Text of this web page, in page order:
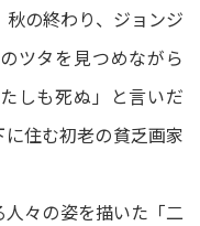
の終わり、ジョンジ
ツタを見つめながら
しも死ぬ」と言いだ
住む初老の貧乏画家
々の姿を描いた「二